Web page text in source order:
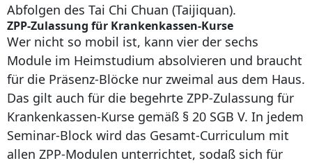
Abfolgen des Tai Chi Chuan (Taijiquan).
ZPP-Zulassung für Krankenkassen-Kurse
Wer nicht so mobil ist, kann vier der sechs
Module im Heimstudium absolvieren und braucht
für die Präsenz-Blöcke nur zweimal aus dem Haus.
Das gilt auch für die begehrte ZPP-Zulassung für
Krankenkassen-Kurse gemäß § 20 SGB V. In jedem
Seminar-Block wird das Gesamt-Curriculum mit
allen ZPP-Modulen unterrichtet, sodaß sich für